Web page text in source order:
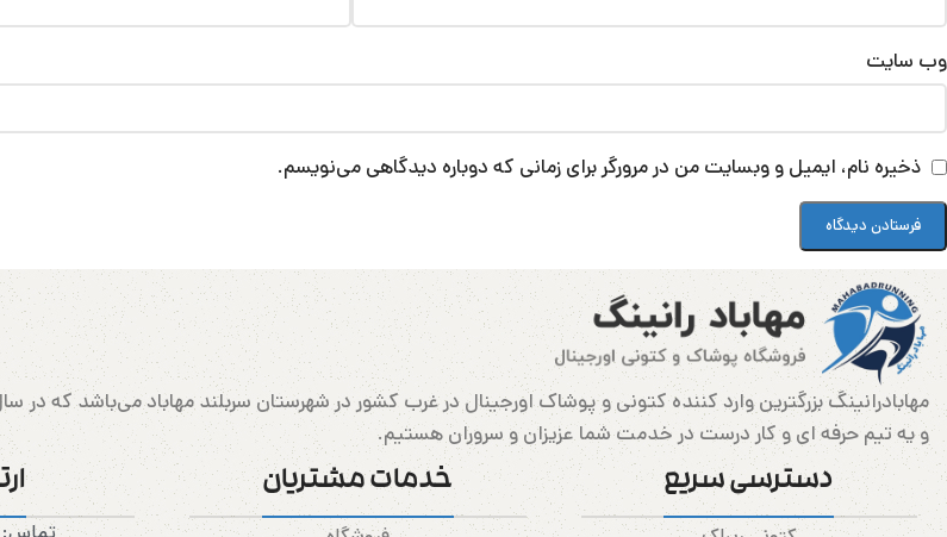
وب‌ سایت
ذخیره نام، ایمیل و وبسایت من در مرورگر برای زمانی که دوباره دیدگاهی می‌نویسم.
و یه تیم حرفه ای و کار درست در خدمت شما عزیزان و سروران هستیم.
دسترسی سریع خدمات مشتریان